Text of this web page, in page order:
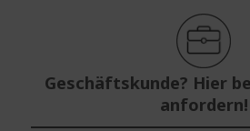
Geschäftskunde? Hier
anfordern!